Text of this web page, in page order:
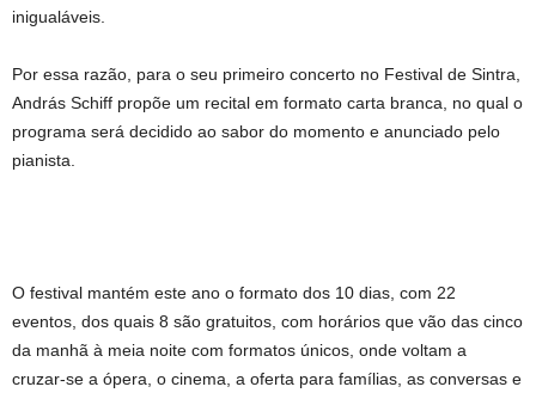
inigualáveis.
Por essa razão, para o seu primeiro concerto no Festival de Sintra,
András Schiff propõe um recital em formato carta branca, no qual o
programa será decidido ao sabor do momento e anunciado pelo
pianista.
O festival mantém este ano o formato dos 10 dias, com 22
eventos, dos quais 8 são gratuitos, com horários que vão das cinco
da manhã à meia noite com formatos únicos, onde voltam a
cruzar-se a ópera, o cinema, a oferta para famílias, as conversas e